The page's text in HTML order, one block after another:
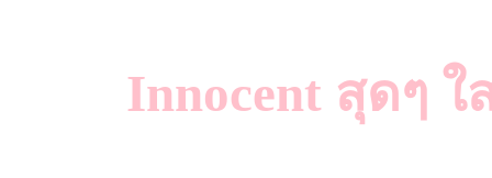
Innocent สุดๆ